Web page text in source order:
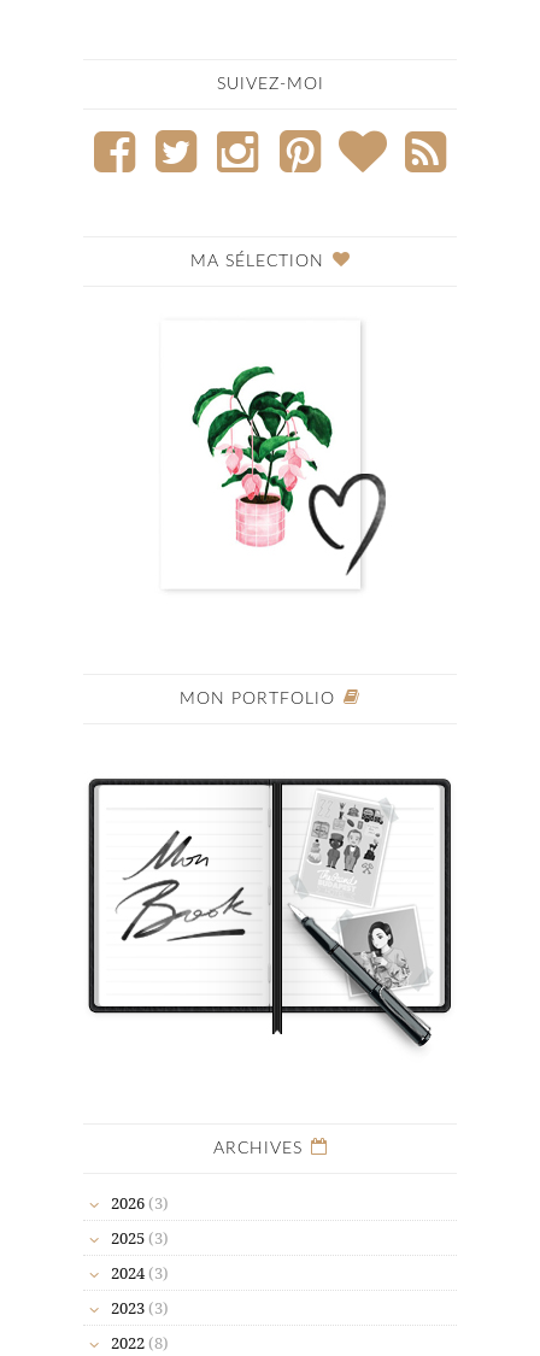
SUIVEZ-MOI
MA SÉLECTION
MON PORTFOLIO
ARCHIVES
2026 (3)
2025 (3)
2024 (3)
2023 (3)
2022 (8)